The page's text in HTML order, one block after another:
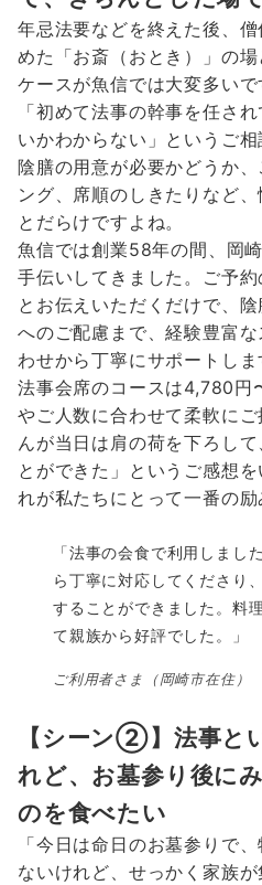
年忌法要などを終えた後、
めた「お斎（おとき）」の
ケースが魚信では大変多いで
「初めて法事の幹事を任さ
いかわからない」というご相
陰膳の用意が必要かどうか
ング、席順のしきたりなど
とだらけですよね。
魚信では創業58年の間、岡
手伝いしてきました。ご予約
とお伝えいただくだけで、
へのご配慮まで、経験豊富
わせから丁寧にサポートしま
法事会席のコースは4,780円
やご人数に合わせて柔軟に
んが当日は肩の荷を下ろし
とができた」というご感想
れが私たちにとって一番の励
「法事の会食で利用しまし
ら丁寧に対応してくださり
することができました。料
て親族から好評でした。」
ご利用者さま（岡崎市在住）
【シーン②】法事と
れど、お墓参り後に
のを食べたい
「今日は命日のお墓参りで
ないけれど、せっかく家族